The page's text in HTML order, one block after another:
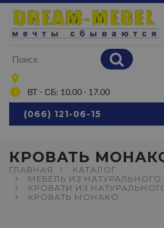
ВТ - СБ: 10.00 - 17.00
(066) 121-06-15
КРОВАТЬ
ГЛАВНАЯ
КАТАЛОГ
МЕБЕЛЬ ИЗ НАТУРАЛЬНОГО
КРОВАТИ ИЗ
КРОВАТЬ МОНАКО